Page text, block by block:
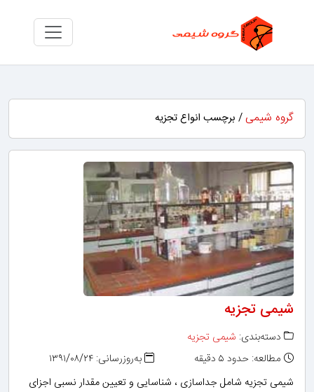
گروه شیمی / برچسب انواع تجزیه
شیمی تجزیه
دسته‌بندی: شیمی تجزیه
مطالعه: حدود ۵ دقیقه
به‌روزرسانی: ۱۳۹۱/۰۸/۲۴
شیمی تجزیه شامل جداسازی ، شناسایی و تعیین مقدار نسبی اجزای